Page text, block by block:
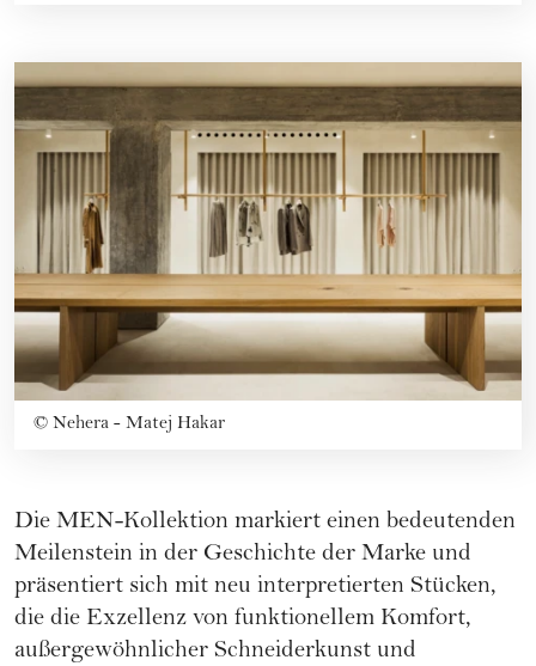
© Nehera - Matej Hakar
Die MEN-Kollektion markiert einen bedeutenden
Meilenstein in der Geschichte der Marke und
präsentiert sich mit neu interpretierten Stücken,
die die Exzellenz von funktionellem Komfort,
außergewöhnlicher Schneiderkunst und